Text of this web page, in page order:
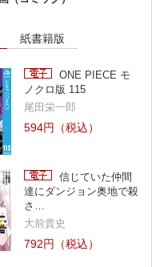
紙書籍版
ONE PIECE モ
ノクロ版 115
尾田栄一郎
594円（税込）
信じていた仲間
達にダンジョン奥地で殺
さ…
大前貴史
792円（税込）